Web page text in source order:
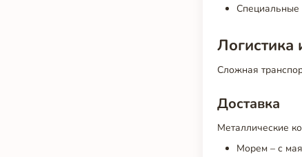
Специальные
Логистика
Сложная
Доставка
Металлические
Морем – с